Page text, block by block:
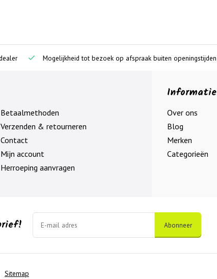
Mogelijkheid tot bezoek op afspraak buiten openingstijden
Betaalmethoden
Verzenden & retourneren
Contact
Mijn account
Herroeping aanvragen
Informatie
Over ons
Blog
Merken
Categorieën
Abonneer
Sitemap